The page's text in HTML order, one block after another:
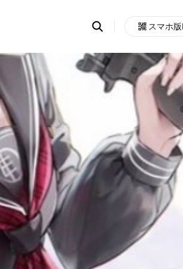
Search
OpenChats
messages
search
area
スマホ